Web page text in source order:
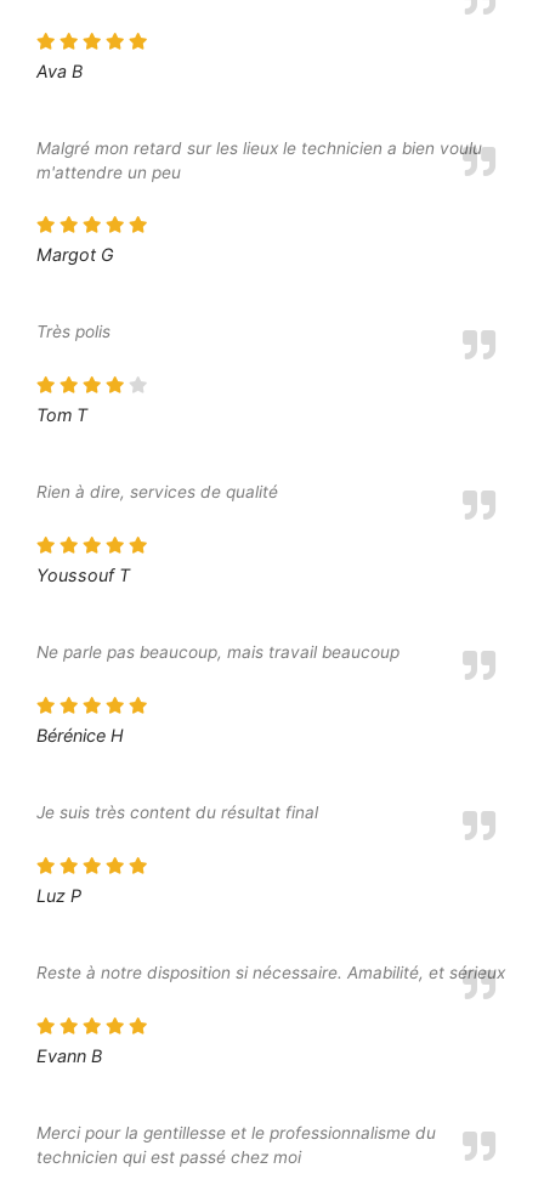
Ava B
Malgré mon retard sur les lieux le technicien a bien voulu
m'attendre un peu
Margot G
Très polis
Tom T
Rien à dire, services de qualité
Youssouf T
Ne parle pas beaucoup, mais travail beaucoup
Bérénice H
Je suis très content du résultat final
Luz P
Reste à notre disposition si nécessaire. Amabilité, et sérieux
Evann B
Merci pour la gentillesse et le professionnalisme du
technicien qui est passé chez moi